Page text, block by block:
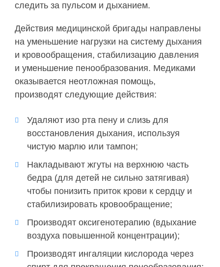
следить за пульсом и дыханием.
Действия медицинской бригады направлены
на уменьшение нагрузки на систему дыхания
и кровообращения, стабилизацию давления
и уменьшение пенообразования. Медиками
оказывается неотложная помощь,
производят следующие действия:
Удаляют изо рта пену и слизь для
восстановления дыхания, используя
чистую марлю или тампон;
Накладывают жгуты на верхнюю часть
бедра (для детей не сильно затягивая)
чтобы понизить приток крови к сердцу и
стабилизировать кровообращение;
Производят оксигенотерапию (вдыхание
воздуха повышенной концентрации);
Производят ингаляции кислорода через